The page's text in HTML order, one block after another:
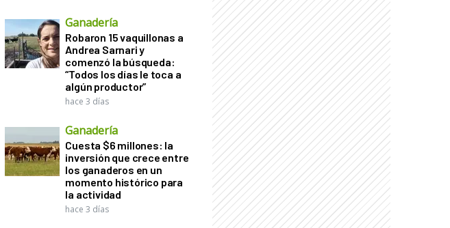
Ganadería
Robaron 15 vaquillonas a
Andrea Sarnari y
comenzó la búsqueda:
“Todos los días le toca a
algún productor”
hace 3 días
Ganadería
Cuesta $6 millones: la
inversión que crece entre
los ganaderos en un
momento histórico para
la actividad
hace 3 días